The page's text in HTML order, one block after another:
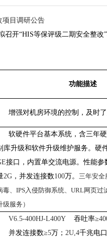
项目调研公告
召开“HIS等保评级二期安全整
功能描述
增强对机房环境的控制，及时
软硬件平台基本系统，含三年
库升级和软件升级维护服务。硬
接口，内置单交流电源。性能参
2G ，并发连接数100万。三年安全
毒、IPS入侵防御系统、URL网页过
级服务）
V6.5-400HJ-L400Y吞吐率≥
并发连接数≥5万；2U,4千兆电